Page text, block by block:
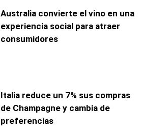
Australia convierte el vino en una
experiencia social para atraer
consumidores
Italia reduce un 7% sus compras
de Champagne y cambia de
preferencias